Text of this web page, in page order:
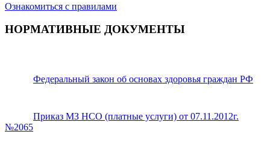
Ознакомиться с правилами
НОРМАТИВНЫЕ ДОКУМЕНТЫ
Федеральный закон об основах здоровья граждан РФ
Приказ МЗ НСО (платные услуги) от 07.11.2012г.
№2065